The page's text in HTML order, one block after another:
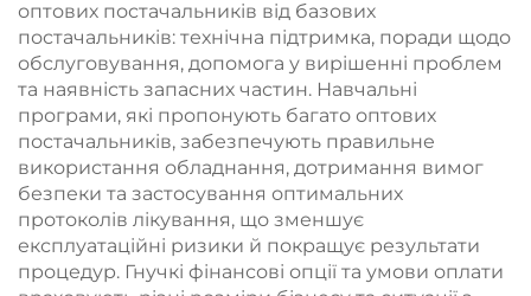
оптових постачальників від базових
постачальників: технічна підтримка, поради щодо
обслуговування, допомога у вирішенні проблем
та наявність запасних частин. Навчальні
програми, які пропонують багато оптових
постачальників, забезпечують правильне
використання обладнання, дотримання вимог
безпеки та застосування оптимальних
протоколів лікування, що зменшує
експлуатаційні ризики й покращує результати
процедур. Гнучкі фінансові опції та умови оплати